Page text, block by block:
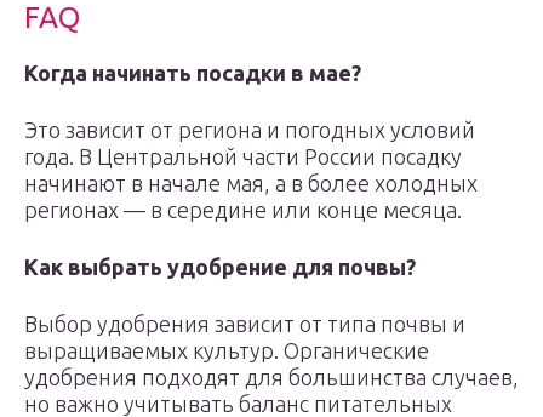
FAQ
Когда начинать посадки в мае?
Это зависит от региона и погодных условий
года. В Центральной части России посадку
начинают в начале мая, а в более холодных
регионах — в середине или конце месяца.
Как выбрать удобрение для почвы?
Выбор удобрения зависит от типа почвы и
выращиваемых культур. Органические
удобрения подходят для большинства случаев,
но важно учитывать баланс питательных